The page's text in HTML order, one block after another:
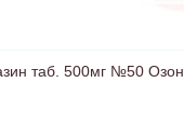
таб. 500мг №50 Озон